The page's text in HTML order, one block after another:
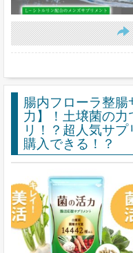
腸内フローラ整
力】！土壌菌の
リ！？超人気サ
購入できる！？